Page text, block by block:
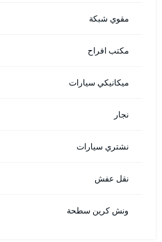
مقوي شبكة
مكتب افراح
ميكانيكي سيارات
نجار
نشتري سيارات
نقل عفش
ونش كرين سطحة